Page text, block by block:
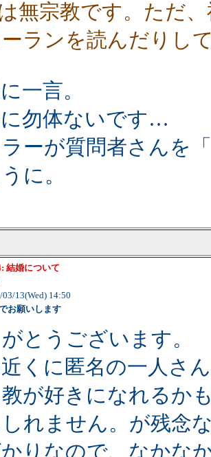
無宗教です。ただ
ランを読んだりし
一言。
勿体ないです…
ーが質問者さんを
に。
結婚について
03/13(Wed) 14:50
お願いします
とうございます。
くに匿名の一人さ
が好きになれるか
れません。が残念
りなので、なかな